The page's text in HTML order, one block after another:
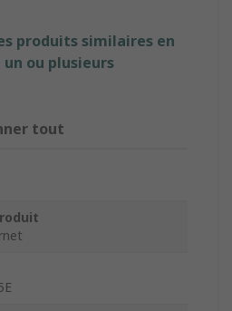
produits similaires en
ou plusieurs
tout